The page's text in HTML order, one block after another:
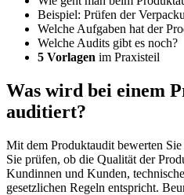
Beispiel: Prüfen der
Welche Aufgaben hat der
Welche Audits gibt es noch?
5 Vorlagen im Praxisteil
Was wird bei einem
auditiert?
Mit dem Produktaudit bewerten
Sie prüfen, ob die Qualität der
Kundinnen und Kunden,
gesetzlichen Regeln entspricht.